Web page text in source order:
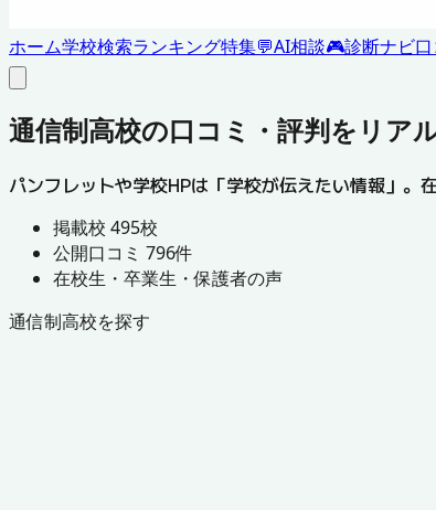
ホーム学校検索ランキング特集💬AI相談🎮診断ナビ
通信制高校の口コミ・評判をリア
パンフレットや学校HPは「学校が伝えたい情報」。
掲載校 495校
公開口コミ 796件
在校生・卒業生・保護者の声
通信制高校を探す